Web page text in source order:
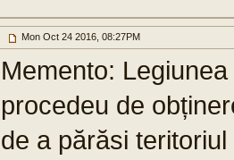
Mon Oct 24 2016, 08:27PM
Memento:
procedeu de
de a părăsi